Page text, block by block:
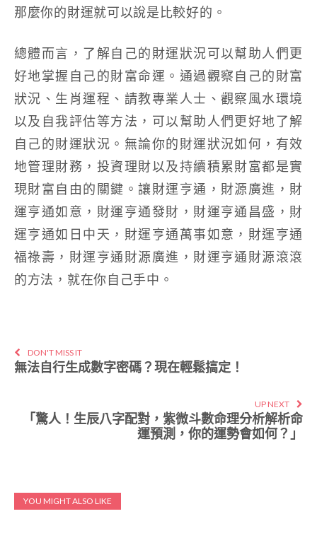
那麼你的財運就可以說是比較好的。
總體而言，了解自己的財運狀況可以幫助人們更
好地掌握自己的財富命運。通過觀察自己的財富
狀況、生肖運程、請教專業人士、觀察風水環境
以及自我評估等方法，可以幫助人們更好地了解
自己的財運狀況。無論你的財運狀況如何，有效
地管理財務，投資理財以及持續積累財富都是實
現財富自由的關鍵。讓財運亨通，財源廣進，財
運亨通如意，財運亨通發財，財運亨通昌盛，財
運亨通如日中天，財運亨通萬事如意，財運亨通
福祿壽，財運亨通財源廣進，財運亨通財源滾滾
的方法，就在你自己手中。
DON'T MISS IT
無法自行生成數字密碼？現在輕鬆搞定！
UP NEXT
「驚人！生辰八字配對，紫微斗數命理分析解析命
運預測，你的運勢會如何？」
YOU MIGHT ALSO LIKE